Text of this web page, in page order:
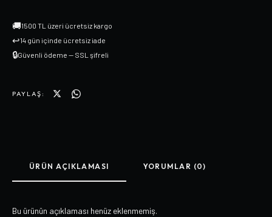
🚚1500 TL üzeri ücretsiz kargo
↩14 gün içinde ücretsiz iade
🔒Güvenli ödeme — SSL şifreli
PAYLAŞ:
ÜRÜN AÇIKLAMASI YORUMLAR (0)
Bu ürünün açıklaması henüz eklenmemiş.